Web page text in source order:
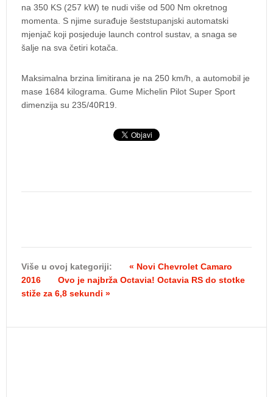
na 350 KS (257 kW) te nudi više od 500 Nm okretnog
momenta. S njime surađuje šeststupanjski automatski
mjenjač koji posjeduje launch control sustav, a snaga se
šalje na sva četiri kotača.
Maksimalna brzina limitirana je na 250 km/h, a automobil je
mase 1684 kilograma. Gume Michelin Pilot Super Sport
dimenzija su 235/40R19.
Više u ovoj kategoriji:
« Novi Chevrolet Camaro
2016
Ovo je najbrža Octavia! Octavia RS do stotke
stiže za 6,8 sekundi »